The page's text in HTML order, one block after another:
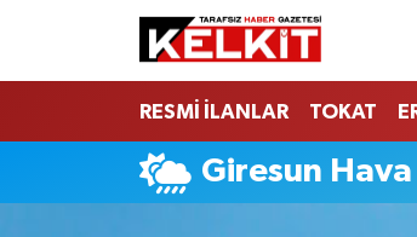
RESMİ İLANLAR TOKAT
Giresun